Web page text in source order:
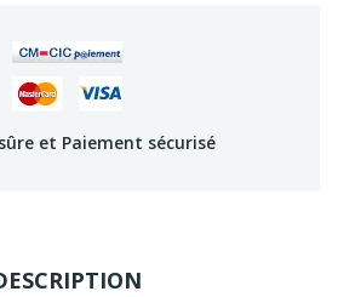
et Paiement sécurisé